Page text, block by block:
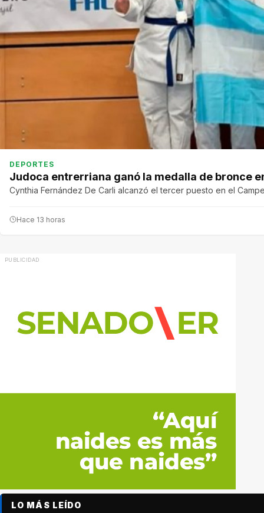
DEPORTES
Judoca entrerriana ganó la medalla de bronce
Cynthia Fernández De Carli alcanzó el tercer puesto en el
Hace 13 horas
LO MÁS LEÍDO